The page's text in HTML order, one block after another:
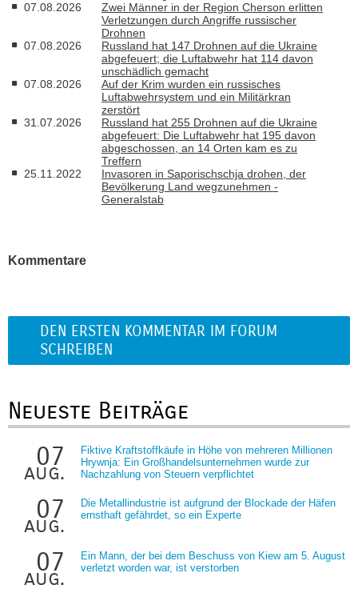
07.08.2026
Zwei Männer in der Region Cherson erlitten
Verletzungen durch Angriffe russischer
Drohnen
07.08.2026
Russland hat 147 Drohnen auf die Ukraine
abgefeuert; die Luftabwehr hat 114 davon
unschädlich gemacht
07.08.2026
Auf der Krim wurden ein russisches
Luftabwehrsystem und ein Militärkran
zerstört
31.07.2026
Russland hat 255 Drohnen auf die Ukraine
abgefeuert: Die Luftabwehr hat 195 davon
abgeschossen, an 14 Orten kam es zu
Treffern
25.11.2022
Invasoren in Saporischschja drohen, der
Bevölkerung Land wegzunehmen -
Generalstab
Kommentare
DEN ERSTEN KOMMENTAR IM FORUM
SCHREIBEN
Neueste Beiträge
07
aug.
Fiktive Kraftstoffkäufe in Höhe von mehreren Millionen
Hrywnja: Ein Großhandelsunternehmen wurde zur
Nachzahlung von Steuern verpflichtet
07
aug.
Die Metallindustrie ist aufgrund der Blockade der Häfen
ernsthaft gefährdet, so ein Experte
07
aug.
Ein Mann, der bei dem Beschuss von Kiew am 5. August
verletzt worden war, ist verstorben